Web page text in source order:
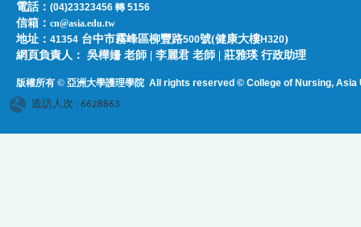
電話：(04)23323456 轉 5156
信箱：cn@asia.edu.tw
地址：41354 台中市霧峰區柳豐路500號(健康大樓H320)
網頁負責人：​​​ ​吳樺姍 老師 | 李麗君 老師 | 莊雅瑛 行政助理
版權所有 © 亞洲大學護理學院All rights reserved © College of Nursing, Asia
造訪人次 : 6628863